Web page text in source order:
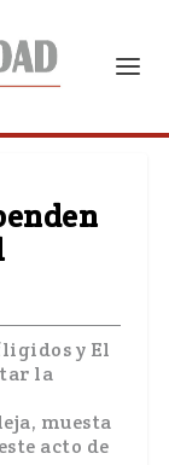
y El
la
muesta
acto de